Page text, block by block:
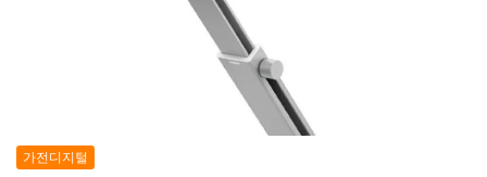
가전디지털